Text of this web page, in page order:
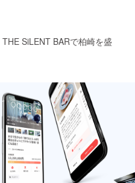
示、イ
ベント
す。 ◎
利用用
途の詳
細を備
考欄に
ご記入
くださ
い。 ・
会場ま
での交
です。
SiLENT BARで柏崎を盛